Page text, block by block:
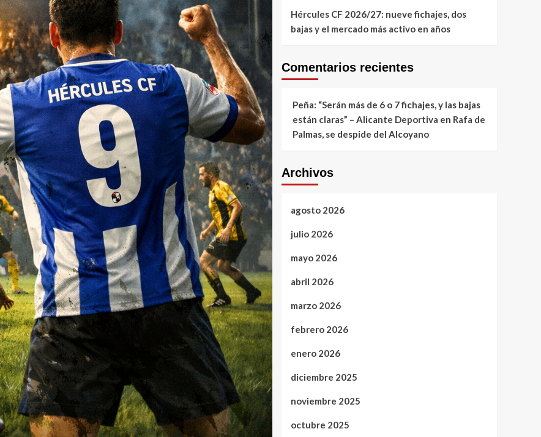
Hércules CF 2026/27: nueve fichajes, dos
bajas y el mercado más activo en años
Comentarios recientes
Peña: “Serán más de 6 o 7 fichajes, y las bajas
están claras” – Alicante Deportiva en Rafa de
Palmas, se despide del Alcoyano
Archivos
agosto 2026
julio 2026
mayo 2026
abril 2026
marzo 2026
febrero 2026
enero 2026
diciembre 2025
noviembre 2025
octubre 2025